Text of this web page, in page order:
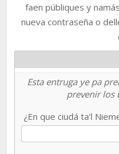
faen públiques y
nueva contraseña o
Esta entruga ye pa
prevenir los
¿En que ciudá ta'l